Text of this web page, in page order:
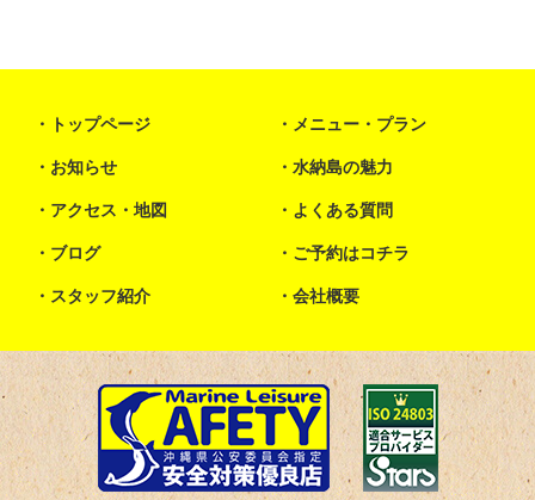
2019年
2016年
2015年
トップページ メニュー・プラン
お知らせ 水納島の魅力